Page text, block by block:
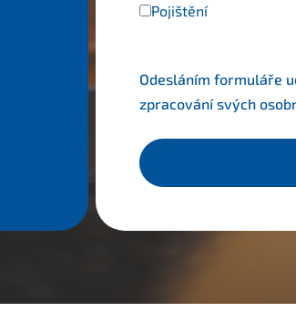
Pojištění
Odesláním formuláře
zpracování svých